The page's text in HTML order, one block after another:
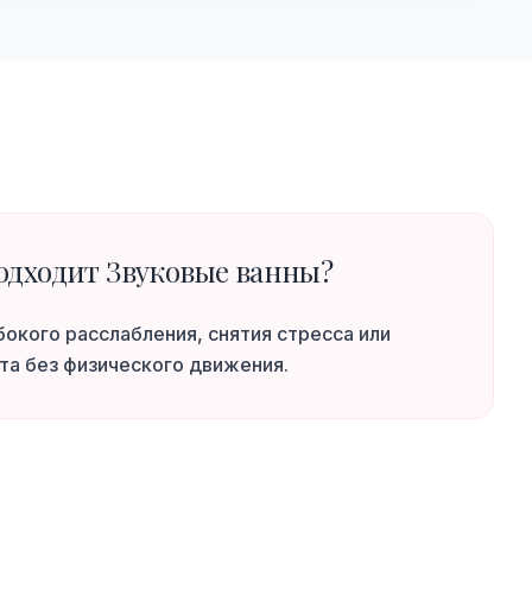
Звуковые ванны?
расслабления, снятия стресса или
без физического движения.